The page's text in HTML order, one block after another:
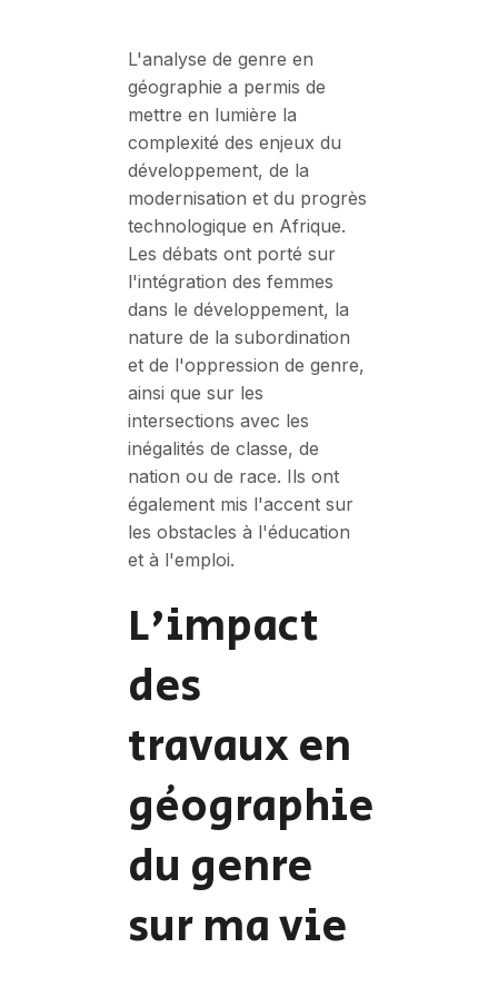
L'analyse de genre en
géographie a permis de
mettre en lumière la
complexité des enjeux du
développement, de la
modernisation et du progrès
technologique en Afrique.
Les débats ont porté sur
l'intégration des femmes
dans le développement, la
nature de la subordination
et de l'oppression de genre,
ainsi que sur les
intersections avec les
inégalités de classe, de
nation ou de race. Ils ont
également mis l'accent sur
les obstacles à l'éducation
et à l'emploi.
L'impact
des
travaux en
géographie
du genre
sur ma vie